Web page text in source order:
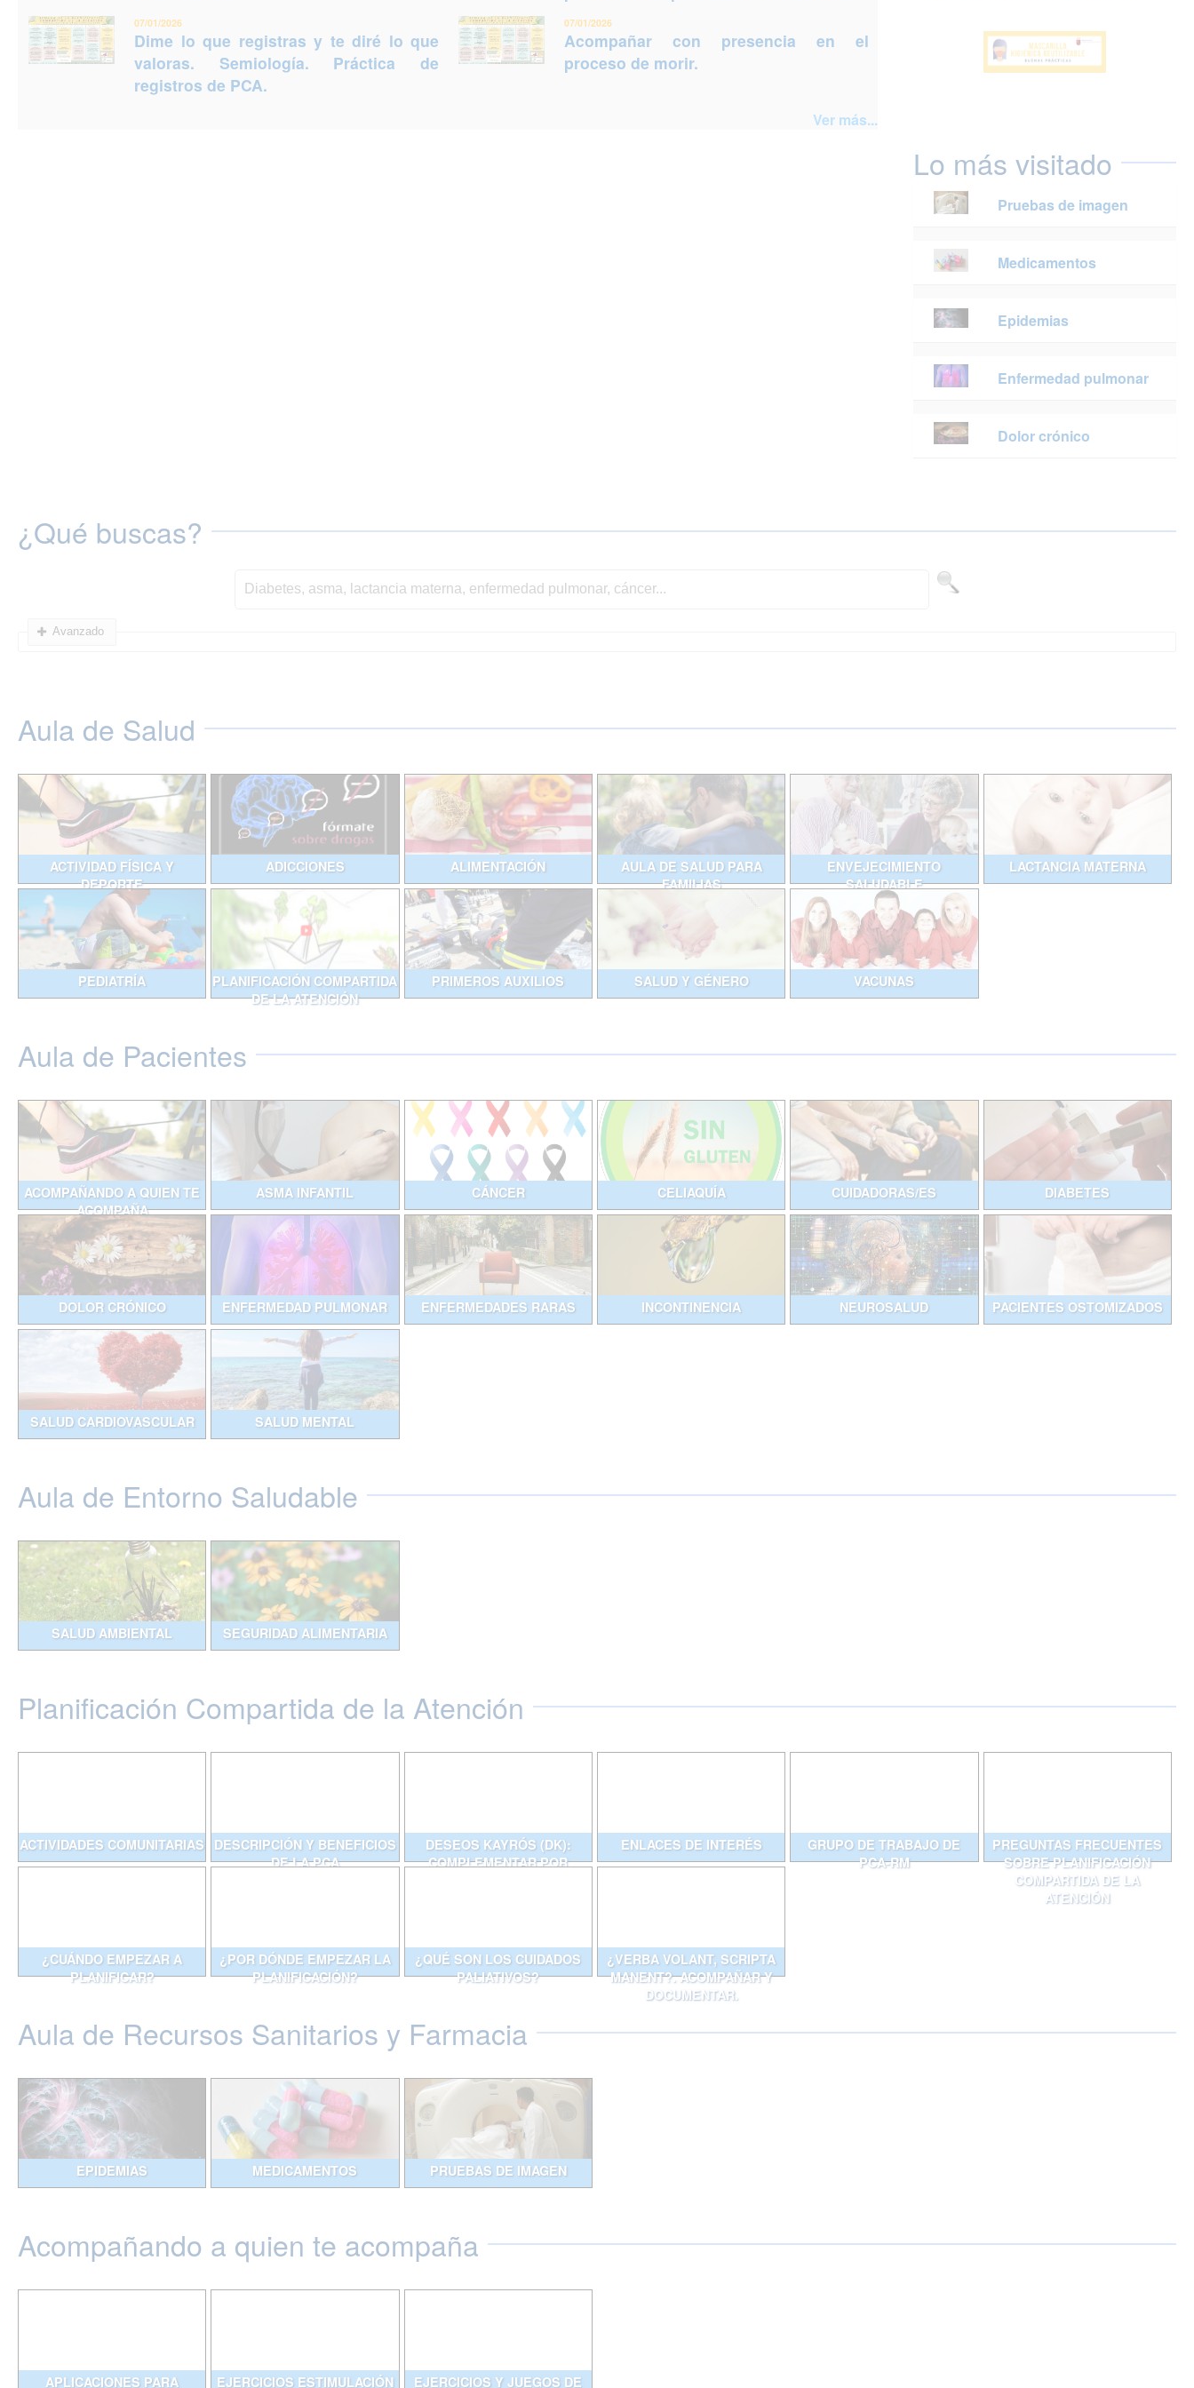
07/01/2026
Dime lo que registras y te diré lo que
valoras. Semiología. Práctica de
registros de PCA.
07/01/2026
Acompañar con presencia en el
proceso de morir.
Ver más...
Lo más visitado
Pruebas de imagen
Medicamentos
Epidemias
Enfermedad pulmonar
Dolor crónico
¿Qué buscas?
Avanzado
Aula de Salud
ACTIVIDAD FÍSICA Y
DEPORTE
ADICCIONES ALIMENTACIÓN
AULA DE SALUD PARA
FAMILIAS
ENVEJECIMIENTO
SALUDABLE
LACTANCIA MATERNA
PEDIATRÍA
PLANIFICACIÓN COMPARTIDA
DE LA ATENCIÓN
PRIMEROS AUXILIOS SALUD Y GÉNERO VACUNAS
Aula de Pacientes
ACOMPAÑANDO A QUIEN TE
ACOMPAÑA
ASMA INFANTIL CÁNCER CELIAQUÍA CUIDADORAS/ES DIABETES
DOLOR CRÓNICO ENFERMEDAD PULMONAR ENFERMEDADES RARAS INCONTINENCIA NEUROSALUD PACIENTES OSTOMIZADOS
SALUD CARDIOVASCULAR SALUD MENTAL
Aula de Entorno Saludable
SALUD AMBIENTAL SEGURIDAD ALIMENTARIA
Planificación Compartida de la Atención
ACTIVIDADES COMUNITARIAS DESCRIPCIÓN Y BENEFICIOS
DE LA PCA
DESEOS KAYRÓS (DK):
COMPLEMENTAR POR
ENLACES DE INTERÉS
GRUPO DE TRABAJO DE
PCA-RM
PREGUNTAS FRECUENTES
SOBRE PLANIFICACIÓN
COMPARTIDA DE LA
ATENCIÓN
¿CUÁNDO EMPEZAR A
PLANIFICAR?
¿POR DÓNDE EMPEZAR LA
PLANIFICACIÓN?
¿QUÉ SON LOS CUIDADOS
PALIATIVOS?
¿VERBA VOLANT, SCRIPTA
MANENT?. ACOMPAÑAR Y
DOCUMENTAR.
Aula de Recursos Sanitarios y Farmacia
EPIDEMIAS MEDICAMENTOS PRUEBAS DE IMAGEN
Acompañando a quien te acompaña
APLICACIONES PARA EJERCICIOS ESTIMULACIÓN EJERCICIOS Y JUEGOS DE